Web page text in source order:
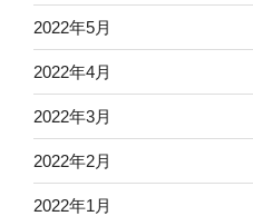
2022年5月
2022年4月
2022年3月
2022年2月
2022年1月